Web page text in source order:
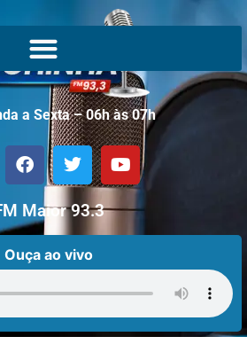
a Sexta – 06h às 07h
Maior 93.3
Ouça ao vivo